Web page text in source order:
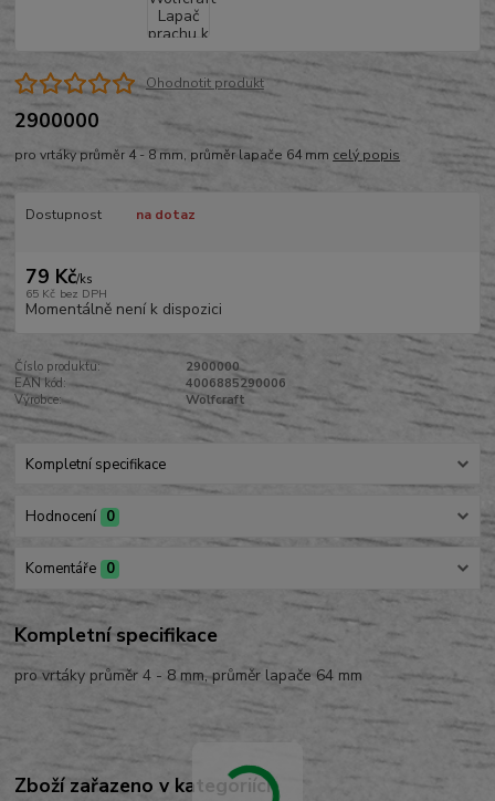
Ohodnotit produkt
2900000
pro vrtáky průměr 4 - 8 mm, průměr lapače 64 mm celý popis
Dostupnost na dotaz
79 Kč/ks
65 Kč bez DPH
Momentálně není k dispozici
Číslo produktu:
2900000
EAN kód:
4006885290006
Výrobce:
Wolfcraft
Kompletní specifikace
Hodnocení 0
Komentáře 0
Kompletní specifikace
pro vrtáky průměr 4 - 8 mm, průměr lapače 64 mm
Zboží zařazeno v kategoriích